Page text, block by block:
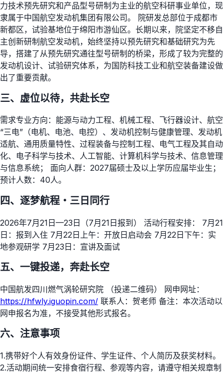
力技术预先研究和产品型号研制为主业的航空科研事业单位，现
隶属于中国航空发动机集团有限公司。 院研发总部位于成都市
新都区，试验基地位于绵阳市游仙区。长期以来，院坚定不移自
主创新研制航空发动机，始终坚持以预先研究和基础研究为先
导，搭建了从预先研究通往型号研制的桥梁，形成了较为完整的
发动机设计、试验研究体系，为国防科技工业和航空装备建设做
出了重要贡献。
三、虚位以待，共赴长空
需求专业方向：能源与动力工程、机械工程、飞行器设计、航空
“三电”（电机、电池、电控）、发动机控制与健康管理、发动机
适航、通用质量特性、过程装备与控制工程、电气工程及其自动
化、电子科学与技术、人工智能、计算机科学与技术、信息管理
与信息系统； 面向人群：2027届硕士及以上学历应届毕业生；
预计人数：40人。
四、逐梦航程・三日同行
2026年7月21日—23日（7月21日报到） 活动行程安排： 7月21
日：报到入住 7月22日上午：开放日启动会 7月22日下午：实
地参观研学 7月23日：宣讲及面试
五、一键投递，奔赴长空
中国航发四川燃气涡轮研究院 （投递二维码） 网申网址：
https://hfwly.iguopin.com/ 联系人：贺老师 备注：本次活动以
网申报名为准，不接受其他形式报名。
六、注意事项
1.携带好个人有效身份证件、学生证件、个人简历及获奖材料。
2.活动期间统一安排食宿行程、参观等内容，请遵守相关规章制